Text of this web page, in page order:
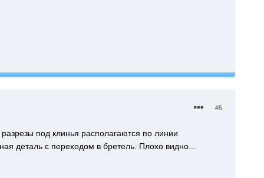
#5
под клинья располагаются по линии
деталь с переходом в бретель. Плохо видно...